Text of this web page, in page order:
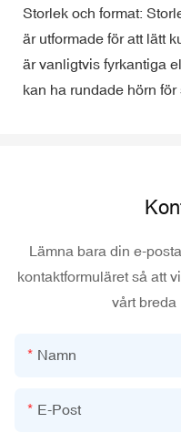
Storlek och format:
är utformade för att lätt
är vanligtvis fyrkantiga
kan ha rundade hörn för
Lämna bara din e-
kontaktformuläret så att
vårt breda
Namn
E-Post